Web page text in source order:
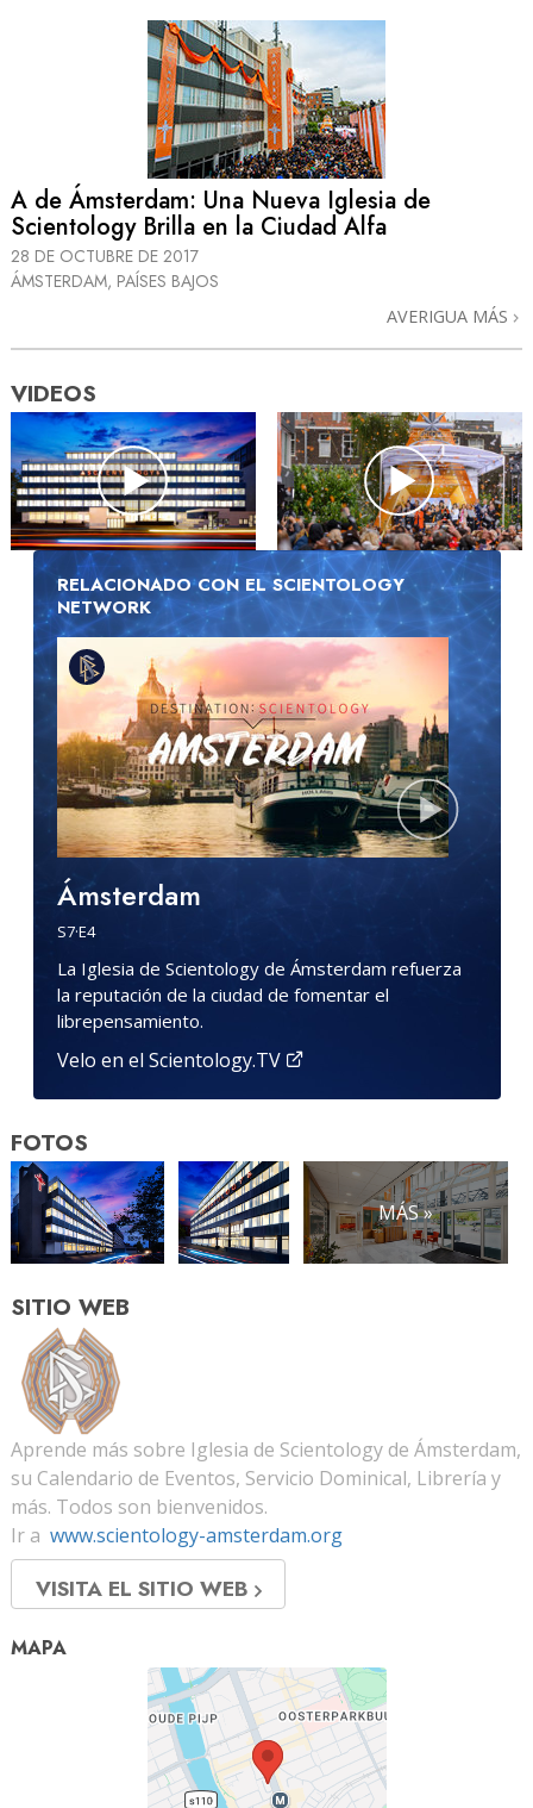
A de Ámsterdam: Una Nueva Iglesia de
Scientology Brilla en la Ciudad Alfa
28 DE OCTUBRE DE 2017
ÁMSTERDAM, PAÍSES BAJOS
AVERIGUA MÁS
VIDEOS
RELACIONADO CON EL SCIENTOLOGY
NETWORK
Ámsterdam
S7·E4
La Iglesia de Scientology de Ámsterdam refuerza
la reputación de la ciudad de fomentar el
librepensamiento.
Velo en el Scientology.TV
FOTOS
MÁS »
SITIO WEB
Aprende más sobre Iglesia de Scientology de Ámsterdam,
su Calendario de Eventos, Servicio Dominical, Librería y
más. Todos son bienvenidos.
Ir a www.scientology-amsterdam.org
VISITA EL SITIO WEB
MAPA